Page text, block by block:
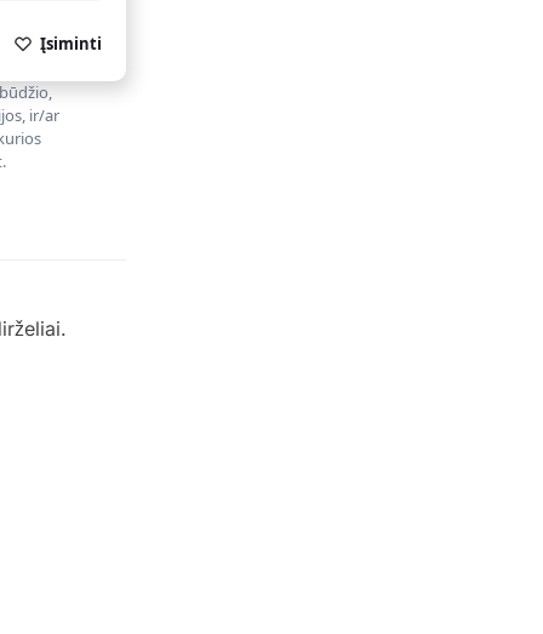
Įsiminti
ir/ar